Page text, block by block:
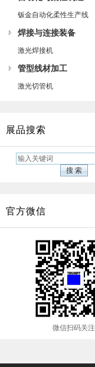
钣金自动化柔性生产线
焊接与连接装备
激光焊接机
管型线材加工
激光切管机
展品搜索
官方微信
微信扫码关注